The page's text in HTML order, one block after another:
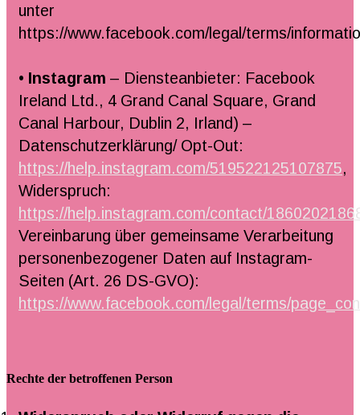
unter
https://www.facebook.com/legal/terms/
• Instagram – Diensteanbieter: Facebook
Ireland Ltd., 4 Grand Canal Square, Grand
Canal Harbour, Dublin 2, Irland) –
Datenschutzerklärung/ Opt-Out:
https://help.instagram.com/519522125107875,
Widerspruch:
https://help.instagram.com/contact/
Vereinbarung über gemeinsame Verarbeitung
personenbezogener Daten auf Instagram-
Seiten (Art. 26 DS-GVO):
https://www.facebook.com/legal/terms/
Rechte der betroffenen Person